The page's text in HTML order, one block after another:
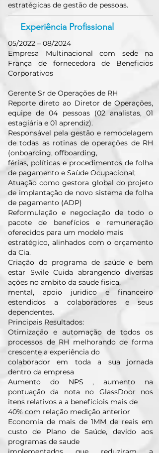
estratégicas de gestão de pessoas.
Experiência Profissional
05/2022 – 08/2024
Empresa Multinacional com sede na
França de fornecedora de Beneficios
Corporativos
Gerente Sr de Operações de RH
Reporte direto ao Diretor de Operações,
equipe de 04 pessoas (02 analistas, 01
estagiária e 01 aprendiz).
Responsável pela gestão e remodelagem
de todas as rotinas de operações de RH
(onboarding, offboarding,
férias, políticas e procedimentos de folha
de pagamento e Saùde Ocupacional;
Atuação como gestora global do projeto
de implantação de novo sistema de folha
de pagamento (ADP)
Reformulação e negociação de todo o
pacote de benefícios e remuneração
oferecidos para um modelo mais
estratégico, alinhados com o orçamento
da Cia.
Criação do programa de saúde e bem
estar Swile Cuida abrangendo diversas
ações no ambito da saude fisica,
mental, apoio juridico e financeiro
estendidos a colaboradores e seus
dependentes.
Principais Resultados:
Otimização e automação de todos os
processos de RH melhorando de forma
crescente a experiência do
colaborador em toda a sua jornada
dentro da empresa
Aumento do NPS , aumento na
pontuação da nota no GlassDoor nos
itens relativos a a beneficiois mais de
40% com relação medição anterior
Economia de mais de 1MM de reais em
custo de Plano de Saúde, devido aos
programas de saude